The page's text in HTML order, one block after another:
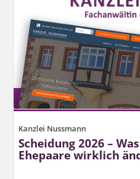
Kanzlei Nussmann
Scheidung 2026 –
Ehepaare wirklich